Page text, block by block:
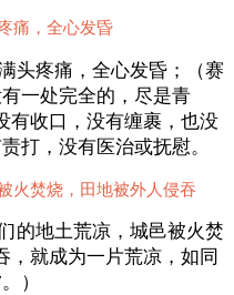
痛，全心发昏
头疼痛，全心发昏；（赛
一处完全的，尽是青
有收口，没有缠裹，也没
打，没有医治或抚慰。
火焚烧，田地被外人侵吞
的地土荒凉，城邑被火焚
，就成为一片荒凉，如同
）